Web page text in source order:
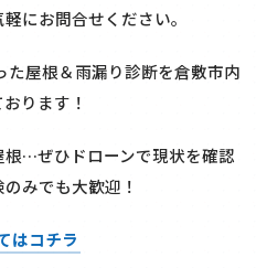
にお問合せください。
た屋根＆雨漏り診断を倉敷市内
ります！
…ぜひドローンで現状を確認
みでも大歓迎！
はコチラ